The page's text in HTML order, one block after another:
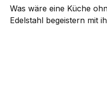
Was wäre eine Küche
Edelstahl begeistern mit